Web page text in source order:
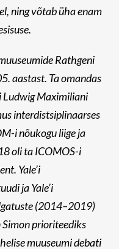
ning võtab üha enam
Rathgeni
aastast. Ta omandas
Maximiliani
interdistsiplinaarses
i nõukogu liige ja
oli ta ICOMOS-i
Yale’i
ja Yale’i
(2014–2019)
Simon prioriteediks
muuseumi debati